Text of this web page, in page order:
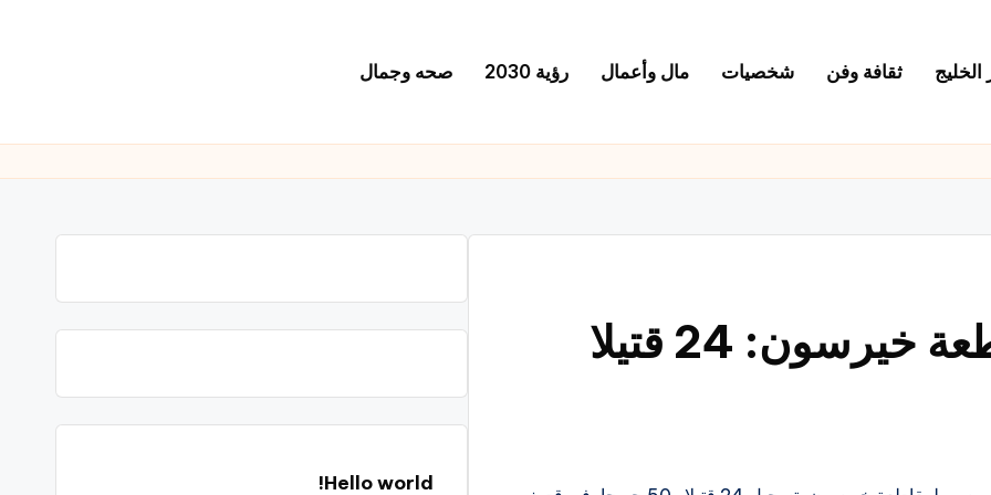
الخليج ثقافة وفن شخصيات مال وأعمال رؤية 2030 صحه وجمال
الحاكم الروسي لمقاطعة خيرسون: 24 قتيلا
Hello world!